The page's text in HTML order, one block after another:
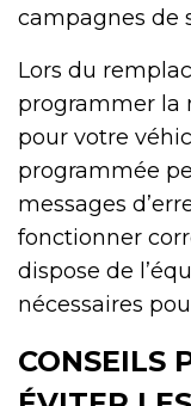
campagnes de
Lors du
programmer la
pour votre
programmée
messages
fonctionner
dispose de
nécessaires
CONSEILS